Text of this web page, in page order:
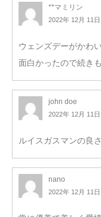
**マミリン
2022年 12月 11日
ウェンズデーがかわ
面白かったので続き
john doe
2022年 12月 11日
ルイスガスマンの良
nano
2022年 12月 11日